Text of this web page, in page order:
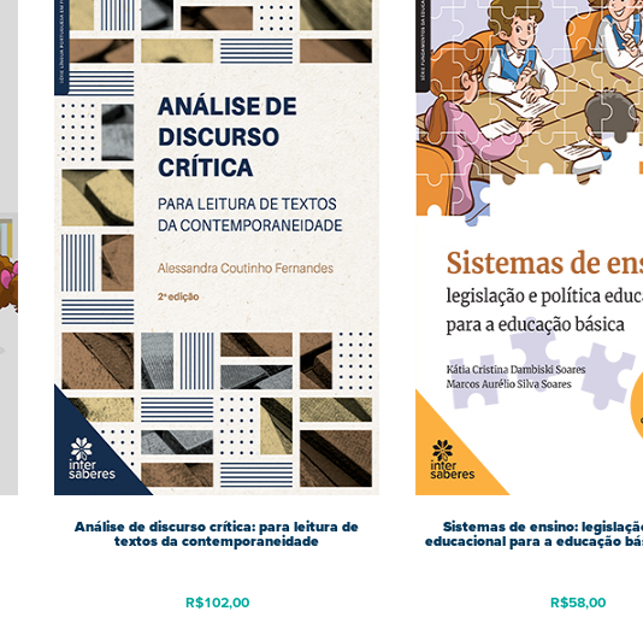
Análise de discurso crítica: para leitura de
textos da contemporaneidade
R$102,00
Sistemas de ensino:
educacional para a educação
R$58,00